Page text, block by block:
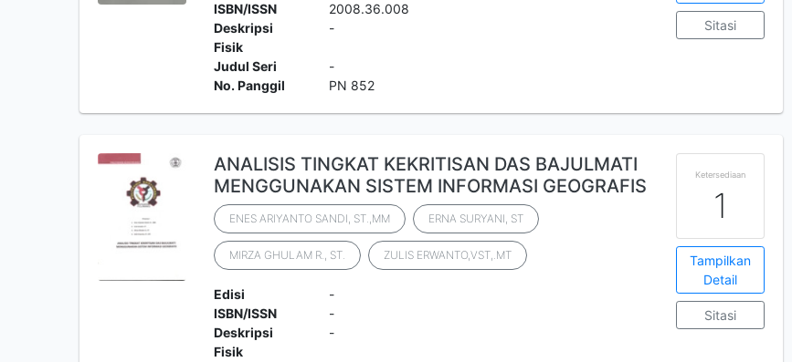
ISBN/ISSN
2008.36.008
Deskripsi
Fisik
-
Judul Seri
-
No. Panggil
PN 852
Sitasi
ANALISIS TINGKAT KEKRITISAN DAS BAJULMATI
MENGGUNAKAN SISTEM INFORMASI GEOGRAFIS
ENES ARIYANTO SANDI, ST.,MM ERNA SURYANI, ST
MIRZA GHULAM R., ST. ZULIS ERWANTO,VST,.MT
Edisi
-
ISBN/ISSN
-
Deskripsi
Fisik
-
Ketersediaan
1
Tampilkan
Detail
Sitasi